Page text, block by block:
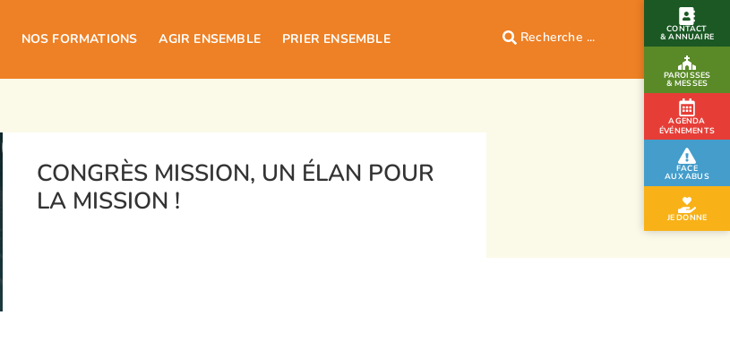
CONTACT
& ANNUAIRE
PAROISSES
& MESSES
AGENDA
ÉVÉNEMENTS
FACE
AUX ABUS
JE DONNE
NOS FORMATIONS AGIR ENSEMBLE PRIER ENSEMBLE
CONGRÈS MISSION, UN ÉLAN POUR
LA MISSION !